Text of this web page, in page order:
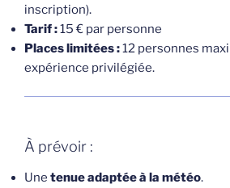
inscription).
Tarif :15 € par personne
Places limitées :12 personnes
expérience privilégiée.
À prévoir :
Une tenue adaptée à la météo.